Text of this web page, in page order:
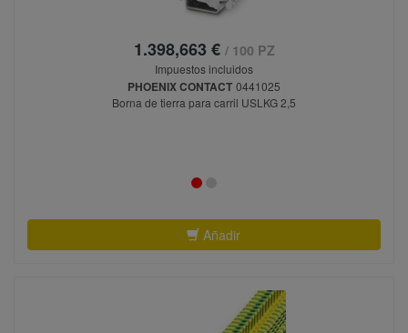
1.398,663 € / 100 PZ
Impuestos incluidos
PHOENIX CONTACT 0441025
Borna de tierra para carril USLKG 2,5
Añadir